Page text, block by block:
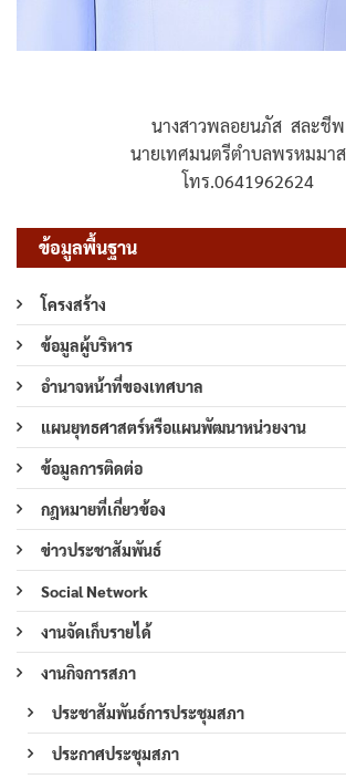
นางสาวพลอยนภัส สละชีพ
นายเทศมนตรีตำบลพรหมมา
โทร.0641962624
ข้อมูลพื้นฐาน
โครงสร้าง
ข้อมูลผู้บริหาร
อำนาจหน้าที่ของเทศบาล
แผนยุทธศาสตร์หรือแผนพัฒนาหน่วยงาน
ข้อมูลการติดต่อ
กฎหมายที่เกี่ยวข้อง
ข่าวประชาสัมพันธ์
Social Network
งานจัดเก็บรายได้
งานกิจการสภา
ประชาสัมพันธ์การประชุมสภา
ประกาศประชุมสภา